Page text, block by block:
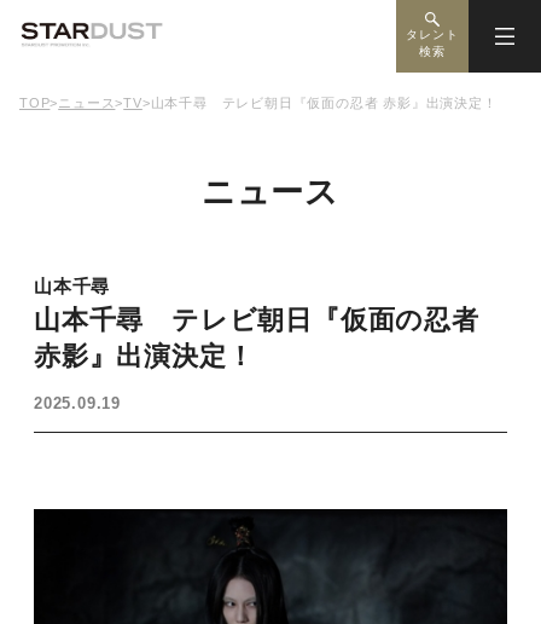
タレント
検索
TOP> ニュース>TV>山本千尋 テレビ朝日『仮面の忍者 赤影』出演決定！
ニュース
山本千尋
山本千尋 テレビ朝日『仮面の忍者
赤影』出演決定！
2025.09.19